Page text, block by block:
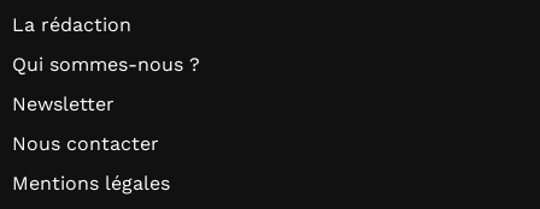
La rédaction
Qui sommes-nous ?
Newsletter
Nous contacter
Mentions légales